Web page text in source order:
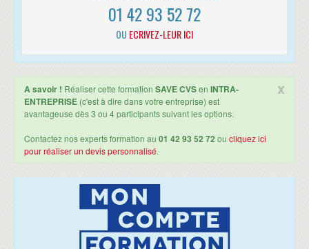
01 42 93 52 72
OU ECRIVEZ-LEUR ICI
x
A savoir ! Réaliser cette formation SAVE CVSen INTRA-
ENTREPRISE (c'est à dire dans votre entreprise) est
avantageuse dès 3 ou 4 participants suivant les options.
Contactez nos experts formation au 01 42 93 52 72 ou cliquez ici
pour réaliser un devis personnalisé.